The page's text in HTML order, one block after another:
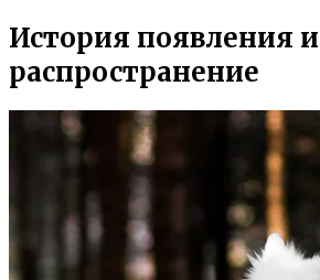
История появления и
распространение